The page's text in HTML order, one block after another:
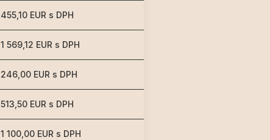
455,10 EUR s DPH
1 569,12 EUR s DPH
246,00 EUR s DPH
513,50 EUR s DPH
1 100,00 EUR s DPH